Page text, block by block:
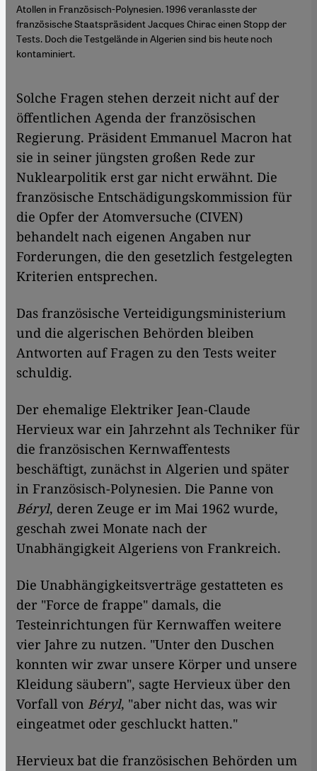
Atollen in Französisch-Polynesien. 1996 veranlasste der
französische Staatspräsident Jacques Chirac einen Stopp der
Tests. Doch die Testgelände in Algerien sind bis heute noch
kontaminiert.
Solche Fragen stehen derzeit nicht auf der
öffentlichen Agenda der französischen
Regierung. Präsident Emmanuel Macron hat
sie in seiner jüngsten großen Rede zur
Nuklearpolitik erst gar nicht erwähnt. Die
französische Entschädigungskommission für
die Opfer der Atomversuche (CIVEN)
behandelt nach eigenen Angaben nur
Forderungen, die den gesetzlich festgelegten
Kriterien entsprechen.
Das französische Verteidigungsministerium
und die algerischen Behörden bleiben
Antworten auf Fragen zu den Tests weiter
schuldig.
Der ehemalige Elektriker Jean-Claude
Hervieux war ein Jahrzehnt als Techniker für
die französischen Kernwaffentests
beschäftigt, zunächst in Algerien und später
in Französisch-Polynesien. Die Panne von
Béryl, deren Zeuge er im Mai 1962 wurde,
geschah zwei Monate nach der
Unabhängigkeit Algeriens von Frankreich.
Die Unabhängigkeitsverträge gestatteten es
der "Force de frappe" damals, die
Testeinrichtungen für Kernwaffen weitere
vier Jahre zu nutzen. "Unter den Duschen
konnten wir zwar unsere Körper und unsere
Kleidung säubern", sagte Hervieux über den
Vorfall von Béryl, "aber nicht das, was wir
eingeatmet oder geschluckt hatten."
Hervieux bat die französischen Behörden um